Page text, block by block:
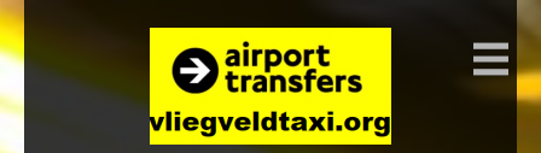
Skip
to
content